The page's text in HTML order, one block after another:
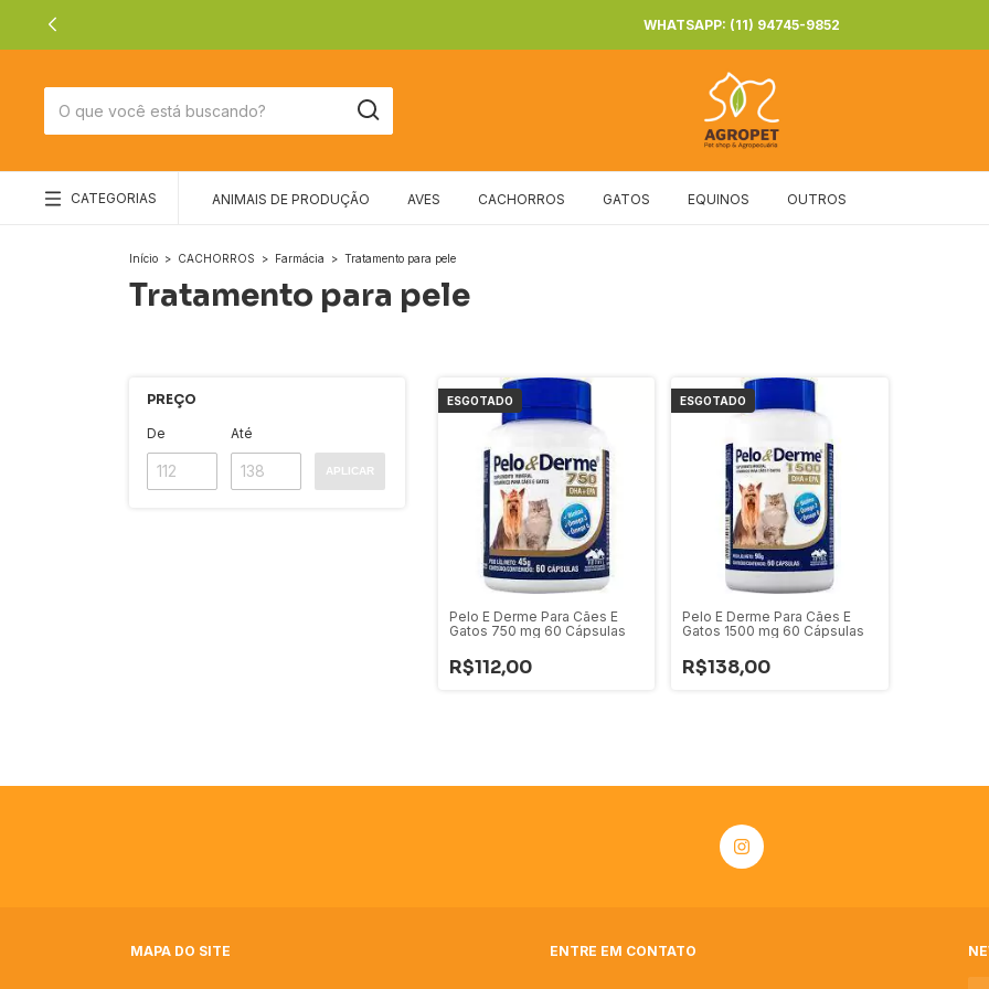
WHATSAPP: (11) 94745-9852
CATEGORIAS ANIMAIS DE PRODUÇÃO AVES CACHORROS GATOS EQUINOS OUTROS
Início > CACHORROS > Farmácia > Tratamento para pele
Tratamento para pele
PREÇO
De Até
APLICAR
ESGOTADO
Pelo E Derme Para Cães E
Gatos 750 mg 60 Cápsulas
R$112,00
ESGOTADO
Pelo E Derme Para Cães E
Gatos 1500 mg 60 Cápsulas
R$138,00
MAPA DO SITE ENTRE EM CONTATO